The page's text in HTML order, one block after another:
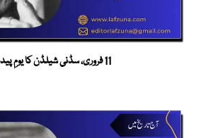
11 فروری، سڈنی شیلڈن کا یومِ پیدایش